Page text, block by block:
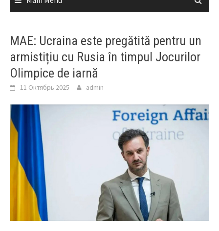
MAE: Ucraina este pregătită pentru un
armistițiu cu Rusia în timpul Jocurilor
Olimpice de iarnă
11 Октябрь 2025 admin